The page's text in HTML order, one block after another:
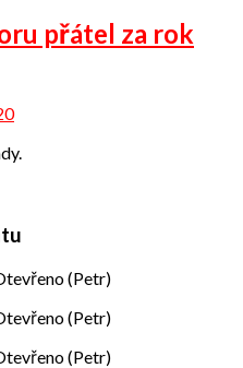
přátel za rok
od
přátel
(Petr)
(Petr)
(Petr)